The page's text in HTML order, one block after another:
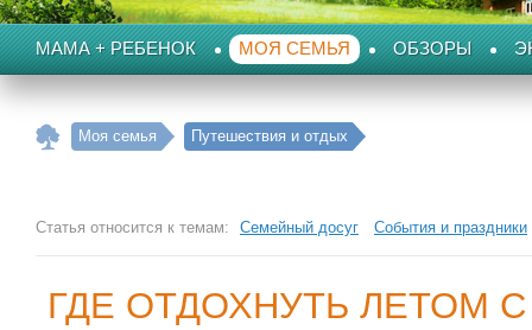
МАМА + РЕБЕНОК МОЯ СЕМЬЯ ОБЗОРЫ
Моя семья Путешествия и отдых
Статья относится к темам: Семейный досуг События и праздники
ГДЕ ОТДОХНУТЬ ЛЕТОМ